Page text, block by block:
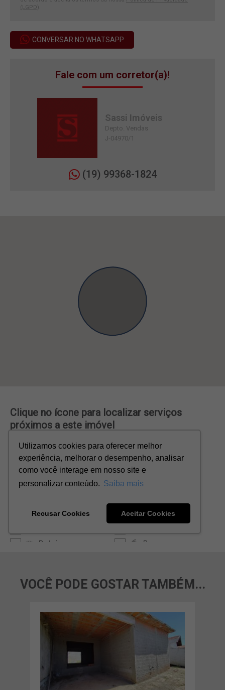
(LGPD)
CONVERSAR NO WHATSAPP
Fale com um corretor(a)!
Sassi Imóveis
Depto. Vendas
J-04970/1
(19) 99368-1824
VOCÊ PODE GOSTAR TAMBÉM...